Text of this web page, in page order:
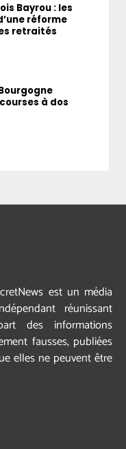
Bayrou : les
réforme
retraités
à dos
est un média
réunissant
des informations
fausses, publiées
elles ne peuvent être